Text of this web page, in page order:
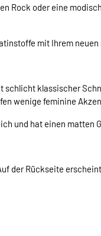
Rock oder eine
mit Ihrem
schlicht klassischer
wenige feminine
und hat einen matten
der Rückseite